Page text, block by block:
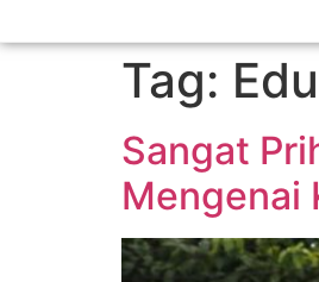
Tag:
Sangat
Mengenai